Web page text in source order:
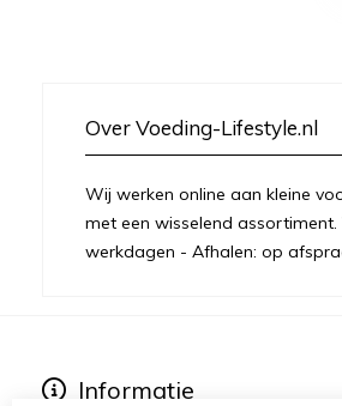
Over Voeding-Lifestyle.nl
Wij werken online aan kleine
met een wisselend
werkdagen - Afhalen: op
Informatie